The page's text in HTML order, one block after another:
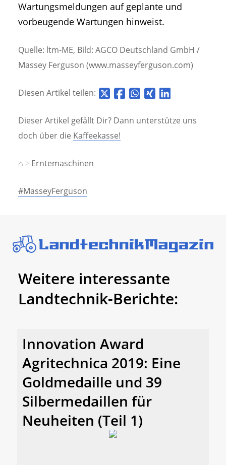
Wartungsmeldungen auf geplante und
vorbeugende Wartungen hinweist.
Quelle: ltm-ME, Bild: AGCO Deutschland GmbH /
Massey Ferguson (www.masseyferguson.com)
Diesen Artikel teilen:
Dieser Artikel gefällt Dir? Dann unterstütze uns
doch über die Kaffeekasse!
⌂ Erntemaschinen
#MasseyFerguson
Weitere interessante
Landtechnik-Berichte:
Innovation Award
Agritechnica 2019: Eine
Goldmedaille und 39
Silbermedaillen für
Neuheiten (Teil 1)